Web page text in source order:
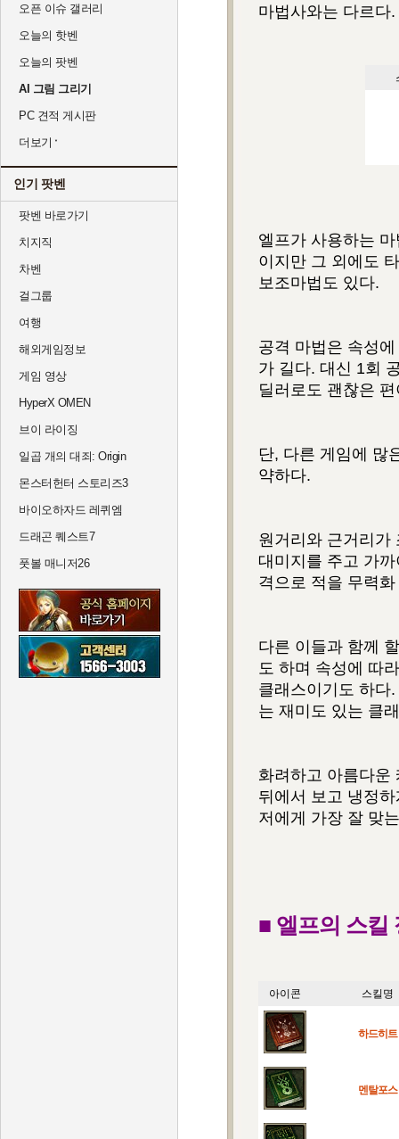
오픈 이슈 갤러리
오늘의 핫벤
오늘의 팟벤
AI 그림 그리기
PC 견적 게시판
더보기
인기 팟벤
팟벤 바로가기
치지직
차벤
걸그룹
여행
해외게임정보
게임 영상
HyperX OMEN
브이 라이징
일곱 개의 대죄: Origin
몬스터헌터 스토리즈3
바이오하자드 레퀴엠
드래곤 퀘스트7
풋볼 매니저26
마법사와는 다르다.
엘프가 사용하는
이지만 그 외에도
보조마법도 있다.
공격 마법은 속성
가 길다. 대신 1회
딜러로도 괜찮은
단, 다른 게임에 많
약하다.
원거리와 근거리가
대미지를 주고 가
격으로 적을 무력
다른 이들과 함께
도 하며 속성에 따
클래스이기도 하다
는 재미도 있는 클
화려하고 아름다운
뒤에서 보고 냉정
저에게 가장 잘 맞
■ 엘프의 스킬
아이콘 스킬명
하드히트
멘탈포스